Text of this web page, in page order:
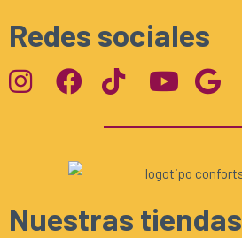
Redes sociales
Nuestras tiendas